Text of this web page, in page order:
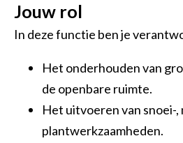
Jouw rol
In deze functie ben je
Het onderhouden van
de openbare ruimte.
Het uitvoeren van snoei-,
plantwerkzaamheden.